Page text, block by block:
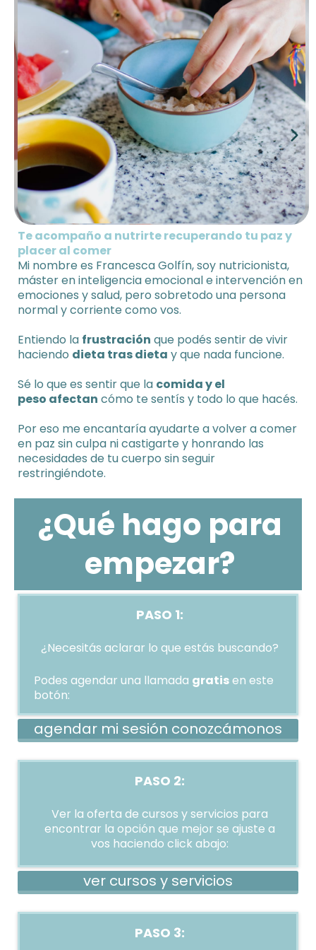
Te acompaño a nutrirte recuperando tu paz y
placer al comer
Mi nombre es Francesca Golfín, soy nutricionista,
máster en inteligencia emocional e intervención en
emociones y salud, pero sobretodo una persona
normal y corriente como vos.
Entiendo la frustración que podés sentir de vivir
haciendo dieta tras dieta y que nada funcione.
Sé lo que es sentir que la comida y el
peso afectan cómo te sentís y todo lo que hacés.
Por eso me encantaría ayudarte a volver a comer
en paz sin culpa ni castigarte y honrando las
necesidades de tu cuerpo sin seguir
restringiéndote.
¿Qué hago para
empezar?
PASO 1:
¿Necesitás aclarar lo que estás buscando?
Podes agendar una llamada gratisen este
botón:
agendar mi sesión conozcámonos
PASO 2:
Ver la oferta de cursos y servicios para
encontrar la opción que mejor se ajuste a
vos haciendo click abajo:
ver cursos y servicios
PASO 3: